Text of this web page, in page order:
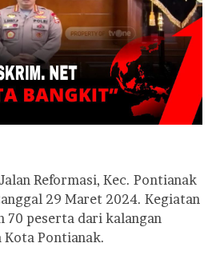
Reformasi, Kec. Pontianak
29 Maret 2024. Kegiatan
peserta dari kalangan
Kota Pontianak.